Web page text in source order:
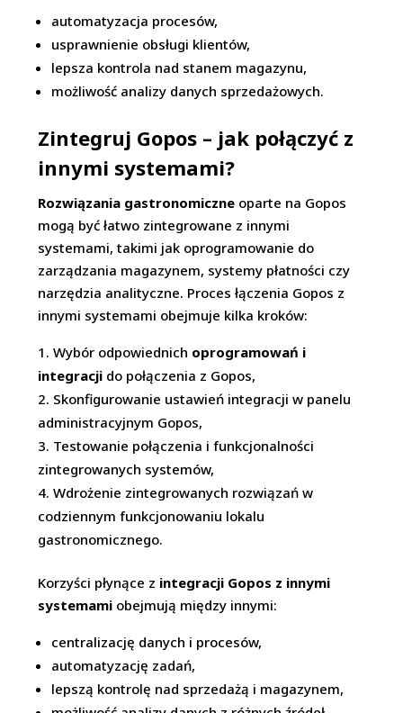
automatyzacja procesów,
usprawnienie obsługi klientów,
lepsza kontrola nad stanem magazynu,
możliwość analizy danych sprzedażowych.
Zintegruj Gopos – jak połączyć z
innymi systemami?
Rozwiązania gastronomiczne oparte na Gopos
mogą być łatwo zintegrowane z innymi
systemami, takimi jak oprogramowanie do
zarządzania magazynem, systemy płatności czy
narzędzia analityczne. Proces łączenia Gopos z
innymi systemami obejmuje kilka kroków:
Wybór odpowiednich oprogramowań i
integracji do połączenia z Gopos,
Skonfigurowanie ustawień integracji w panelu
administracyjnym Gopos,
Testowanie połączenia i funkcjonalności
zintegrowanych systemów,
Wdrożenie zintegrowanych rozwiązań w
codziennym funkcjonowaniu lokalu
gastronomicznego.
Korzyści płynące z integracji Gopos z innymi
systemami obejmują między innymi:
centralizację danych i procesów,
automatyzację zadań,
lepszą kontrolę nad sprzedażą i magazynem,